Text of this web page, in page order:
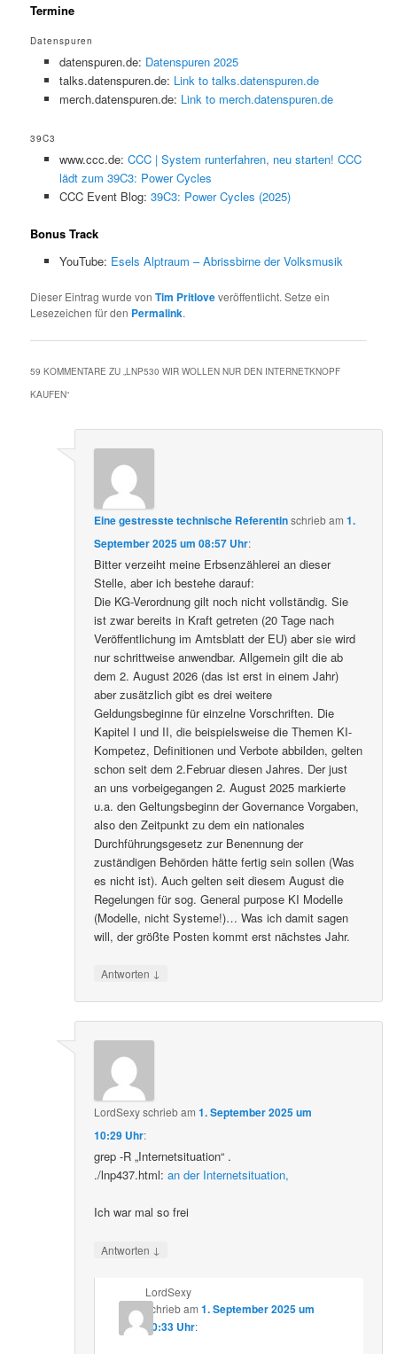
Termine
Datenspuren
datenspuren.de: Datenspuren 2025
talks.datenspuren.de: Link to talks.datenspuren.de
merch.datenspuren.de: Link to merch.datenspuren.de
39C3
www.ccc.de: CCC | System runterfahren, neu starten! CCC
lädt zum 39C3: Power Cycles
CCC Event Blog: 39C3: Power Cycles (2025)
Bonus Track
YouTube: Esels Alptraum – Abrissbirne der Volksmusik
Dieser Eintrag wurde vonTim Pritloveveröffentlicht. Setze ein
Lesezeichen für den Permalink.
59 KOMMENTARE ZU „LNP530 WIR WOLLEN NUR DEN INTERNETKNOPF
KAUFEN“
Eine gestresste technische Referentinschriebam1.
September 2025 um 08:57 Uhr:
Bitter verzeiht meine Erbsenzählerei an dieser
Stelle, aber ich bestehe darauf:
Die KG-Verordnung gilt noch nicht vollständig. Sie
ist zwar bereits in Kraft getreten (20 Tage nach
Veröffentlichung im Amtsblatt der EU) aber sie wird
nur schrittweise anwendbar. Allgemein gilt die ab
dem 2. August 2026 (das ist erst in einem Jahr)
aber zusätzlich gibt es drei weitere
Geldungsbeginne für einzelne Vorschriften. Die
Kapitel I und II, die beispielsweise die Themen KI-
Kompetez, Definitionen und Verbote abbilden, gelten
schon seit dem 2.Februar diesen Jahres. Der just
an uns vorbeigegangen 2. August 2025 markierte
u.a. den Geltungsbeginn der Governance Vorgaben,
also den Zeitpunkt zu dem ein nationales
Durchführungsgesetz zur Benennung der
zuständigen Behörden hätte fertig sein sollen (Was
es nicht ist). Auch gelten seit diesem August die
Regelungen für sog. General purpose KI Modelle
(Modelle, nicht Systeme!)… Was ich damit sagen
will, der größte Posten kommt erst nächstes Jahr.
Antworten ↓
LordSexyschriebam1. September 2025 um
10:29 Uhr:
grep -R „Internetsituation“ .
./lnp437.html:an der Internetsituation,
Ich war mal so frei
Antworten ↓
LordSexy
schriebam 1. September 2025 um
10:33 Uhr: